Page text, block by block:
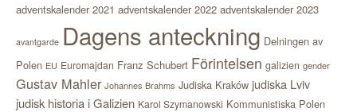
adventskalender 2021 adventskalender 2022 adventskalender 2023
avantgarde Dagens anteckning Delningen av
Polen EU Euromajdan Franz Schubert Förintelsen galizien gender
Gustav Mahler Johannes Brahms Judiska Kraków judiska Lviv
judisk historia i Galizien Karol Szymanowski Kommunistiska Polen